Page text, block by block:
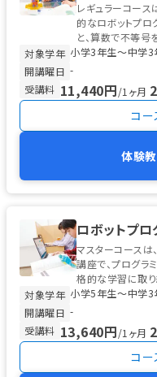
レギュラーコー
的なロボットプロ
と、算数で不等号
な思考の土台が整
対象学年 小学3年生〜中学3
開講曜日 -
受講料 11,440円/1ヶ月
コー
体験
ロボットプ
マスターコースは
講座で、プログラ
格的な学習に取り組みます。 レギュラ
プログラ...
対象学年 小学5年生〜中学3
開講曜日 -
受講料 13,640円/1ヶ月
コー